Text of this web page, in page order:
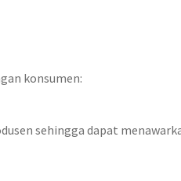
konsumen:
sehingga dapat